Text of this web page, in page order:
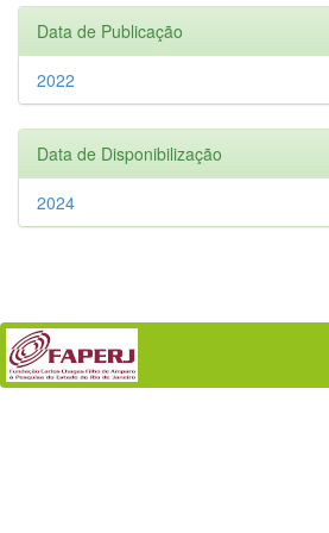
Data de Publicação
2022
Data de Disponibilização
2024